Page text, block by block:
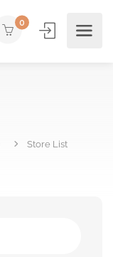
0
Store List